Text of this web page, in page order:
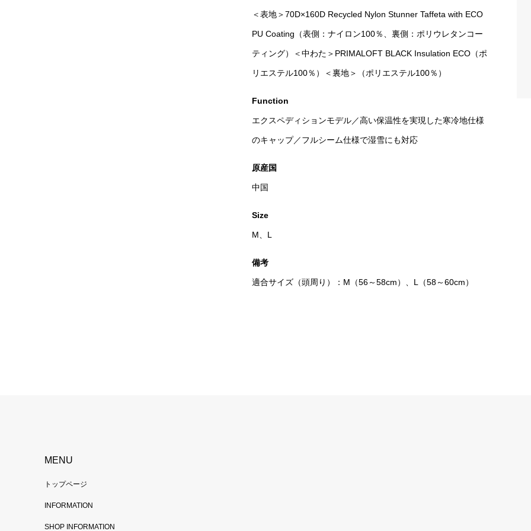
＜表地＞70D×160D Recycled Nylon Stunner Taffeta with ECO
PU Coating（表側：ナイロン100％、裏側：ポリウレタンコー
ティング）＜中わた＞PRIMALOFT BLACK Insulation ECO（ポ
リエステル100％）＜裏地＞（ポリエステル100％）
Function
エクスペディションモデル／高い保温性を実現した寒冷地仕様
のキャップ／フルシーム仕様で湿雪にも対応
原産国
中国
Size
M、L
備考
適合サイズ（頭周り）：M（56～58cm）、L（58～60cm）
MENU
トップページ
INFORMATION
SHOP INFORMATION